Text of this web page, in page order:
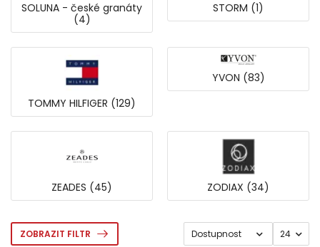
SOLUNA - české granáty
(4)
STORM (1)
TOMMY HILFIGER (129)
YVON (83)
ZEADES (45) ZODIAX (34)
ZOBRAZIT FILTR